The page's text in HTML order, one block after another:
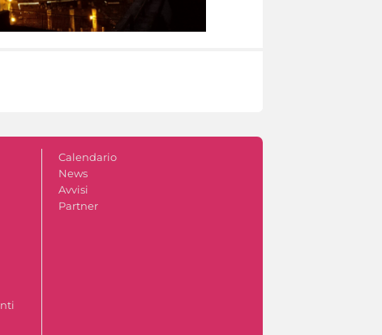
Calendario
News
Avvisi
Partner